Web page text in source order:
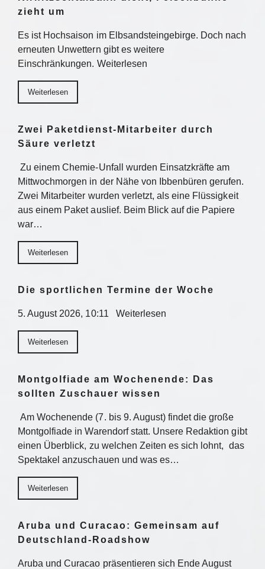
zieht um
Es ist Hochsaison im Elbsandsteingebirge. Doch nach
erneuten Unwettern gibt es weitere
Einschränkungen. Weiterlesen
Weiterlesen
Zwei Paketdienst-Mitarbeiter durch
Säure verletzt
Zu einem Chemie-Unfall wurden Einsatzkräfte am
Mittwochmorgen in der Nähe von Ibbenbüren gerufen.
Zwei Mitarbeiter wurden verletzt, als eine Flüssigkeit
aus einem Paket auslief. Beim Blick auf die Papiere
war…
Weiterlesen
Die sportlichen Termine der Woche
5. August 2026, 10:11 Weiterlesen
Weiterlesen
Montgolfiade am Wochenende: Das
sollten Zuschauer wissen
Am Wochenende (7. bis 9. August) findet die große
Montgolfiade in Warendorf statt. Unsere Redaktion gibt
einen Überblick, zu welchen Zeiten es sich lohnt, das
Spektakel anzuschauen und was es…
Weiterlesen
Aruba und Curacao: Gemeinsam auf
Deutschland-Roadshow
Aruba und Curacao präsentieren sich Ende August